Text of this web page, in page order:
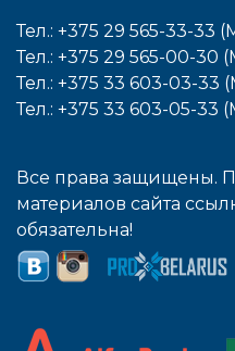
Тел.: +375 29 565-33-33
Тел.: +375 29 565-00-30
Тел.: +375 33 603-03-33
Тел.: +375 33 603-05-33
Все права защищены.
материалов сайта
обязательна!